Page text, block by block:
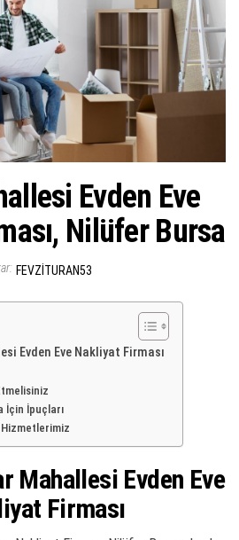
t
i
r
Evden Eve
Nilüfer Bursa
FEVZITURAN53
Evden Eve Nakliyat Firması
İçin İpuçları
Hizmetlerimiz
Mahallesi Evden Eve
Firması